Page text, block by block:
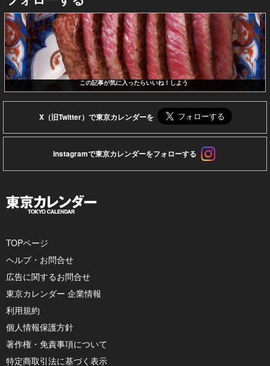
この記事が気に入ったらいいね！しよう
X（旧Twitter）で東京カレンダーを
Instagramで東京カレンダーをフォローする
TOPページ
ヘルプ・お問合せ
広告に関するお問合せ
東京カレンダー 企業情報
利用規約
個人情報保護方針
著作権・免責事項について
特定商取引法に基づく表示